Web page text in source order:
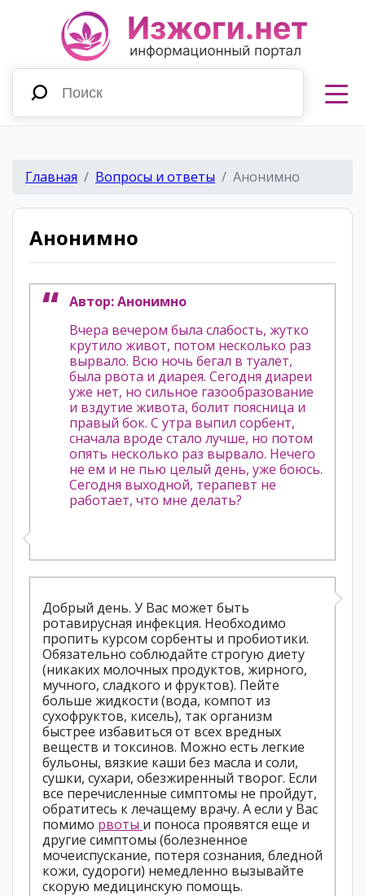
Главная Вопросы и ответы Анонимно
Анонимно
Автор: Анонимно
Вчера вечером была слабость, жутко
крутило живот, потом несколько раз
вырвало. Всю ночь бегал в туалет,
была рвота и диарея. Сегодня диареи
уже нет, но сильное газообразование
и вздутие живота, болит поясница и
правый бок. С утра выпил сорбент,
сначала вроде стало лучше, но потом
опять несколько раз вырвало. Нечего
не ем и не пью целый день, уже боюсь.
Сегодня выходной, терапевт не
работает, что мне делать?
Добрый день. У Вас может быть
ротавирусная инфекция. Необходимо
пропить курсом сорбенты и пробиотики.
Обязательно соблюдайте строгую диету
(никаких молочных продуктов, жирного,
мучного, сладкого и фруктов). Пейте
больше жидкости (вода, компот из
сухофруктов, кисель), так организм
быстрее избавиться от всех вредных
веществ и токсинов. Можно есть легкие
бульоны, вязкие каши без масла и соли,
сушки, сухари, обезжиренный творог. Если
все перечисленные симптомы не пройдут,
обратитесь к лечащему врачу. А если у Вас
помимо рвоты и поноса проявятся еще и
другие симптомы (болезненное
мочеиспускание, потеря сознания, бледной
кожи, судороги) немедленно вызывайте
скорую медицинскую помощь.